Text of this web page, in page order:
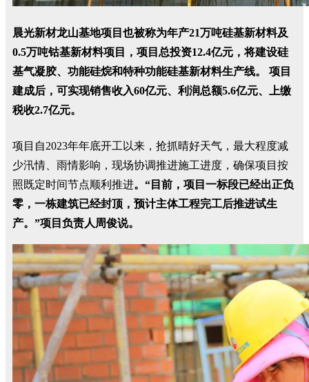
晨光新材龙山基地项目也被称为年产21万吨硅基新材料及
0.5万吨钴基新材料项目，项目总投资12.4亿元，将建设硅
基气凝胶、功能硅烷和特种功能硅基新材料生产线。 项目
建成后，可实现销售收入60亿元、利润总额5.6亿元、上缴
税收2.7亿元。
项目自2023年年底开工以来，抢抓晴好天气，最大程度减
少汛情、雨情影响，现场协调推进施工进度，确保项目按
照既定时间节点顺利推进。“目前，项目一标段已经出正负
零，一栋建筑已经封顶，预计主体工程完工后推进试生
产。”项目负责人周俊说。